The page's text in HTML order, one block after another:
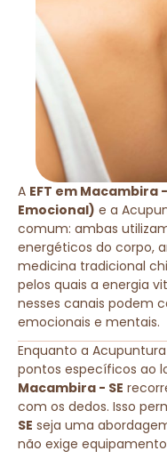
A EFT em Macambira
Emocional) e a
comum: ambas
energéticos do corpo,
medicina tradicional
pelos quais a energia
nesses canais podem
emocionais e mentais.
Enquanto a
pontos específicos ao
Macambira - SE
com os dedos. Isso
SE seja uma
não exige